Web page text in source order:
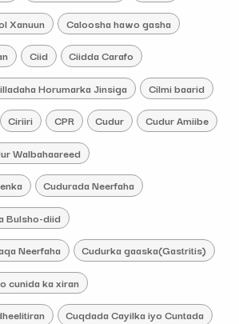
Xanuun Caloosha hawo gasha
Ciid Ciidda Carafo
Horumarka Jinsiga Cilmi baarid
Ciriiri CPR Cudur Cudur Amiibe
Walbahaareed
Cudurada Neerfaha
Bulsho-diid
Neerfaha Cudurka gaaska(Gastritis)
cunida ka xiran
Cuqdada Cayilka iyo Cuntada